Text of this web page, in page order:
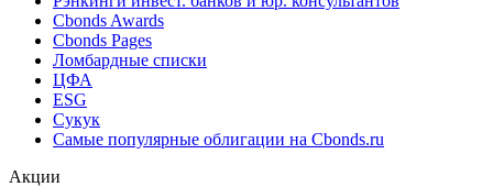
Cbonds Awards
Cbonds Pages
Ломбардные списки
ЦФА
ESG
Сукук
Самые популярные облигации на Cbonds.ru
Акции